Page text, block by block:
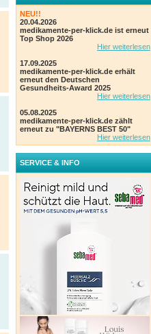
NEU!!
20.04.2026
medikamente-per-klick.de ist erneut
Top Shop 2026
Hier weiterlesen
17.09.2025
medikamente-per-klick.de erhält
erneut den Deutschen
Gesundheits-Award 2025
Hier weiterlesen
05.08.2025
medikamente-per-klick.de zählt
erneut zu "BAYERNS BEST 50"
Hier weiterlesen
SERVICE & INFO